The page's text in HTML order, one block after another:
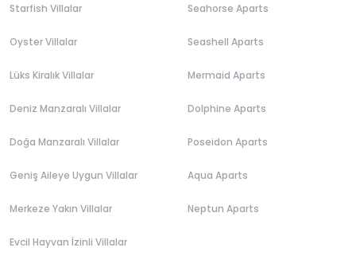
Starfish Villalar
Oyster Villalar
Lüks Kiralık Villalar
Deniz Manzaralı Villalar
Doğa Manzaralı Villalar
Geniş Aileye Uygun Villalar
Merkeze Yakın Villalar
Evcil Hayvan İzinli Villalar
Seahorse Aparts
Seashell Aparts
Mermaid Aparts
Dolphine Aparts
Poseidon Aparts
Aqua Aparts
Neptun Aparts